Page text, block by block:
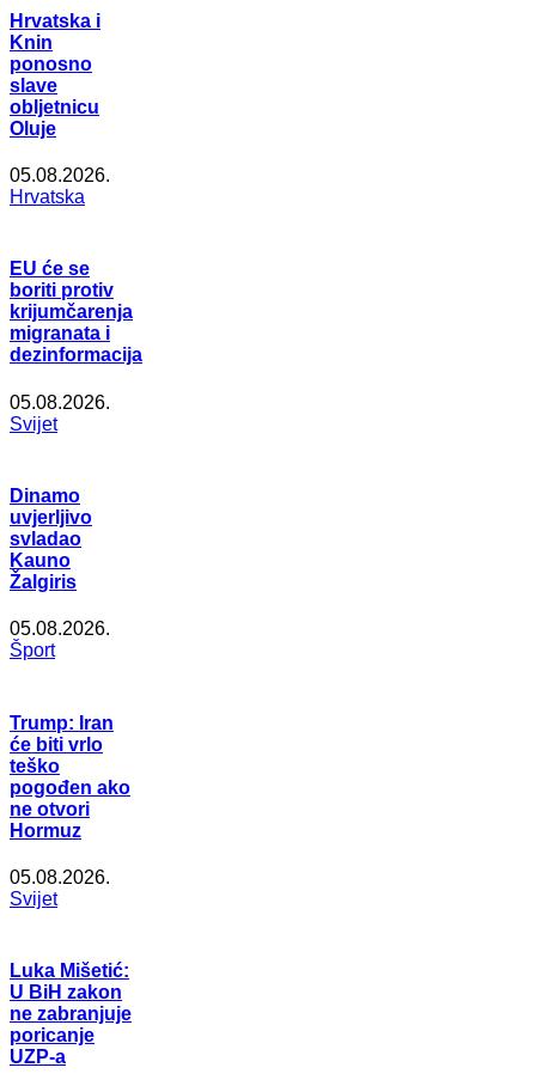
Hrvatska i
Knin
ponosno
slave
obljetnicu
Oluje
05.08.2026.
Hrvatska
EU će se
boriti protiv
krijumčarenja
migranata i
dezinformacija
05.08.2026.
Svijet
Dinamo
uvjerljivo
svladao
Kauno
Žalgiris
05.08.2026.
Šport
Trump: Iran
će biti vrlo
teško
pogođen ako
ne otvori
Hormuz
05.08.2026.
Svijet
Luka Mišetić:
U BiH zakon
ne zabranjuje
poricanje
UZP-a